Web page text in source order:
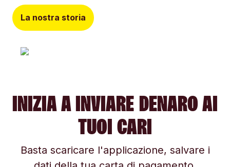
La nostra storia
INIZIA A INVIARE DENARO AI
TUOI CARI
Basta scaricare l'applicazione, salvare i